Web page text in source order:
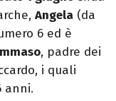
Angela (da
6 ed è
, padre dei
i quali
anni.